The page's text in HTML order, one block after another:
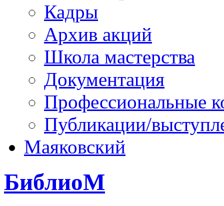
Кадры
Архив акций
Школа мастерства
Документация
Профессиональные
Публикации/
Маяковский
БиблиоМ